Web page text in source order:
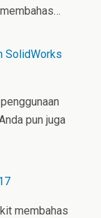
SolidWorks
pun juga
membahas